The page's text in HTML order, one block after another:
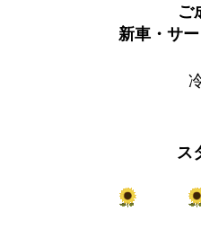
ご
新車・サ
ス